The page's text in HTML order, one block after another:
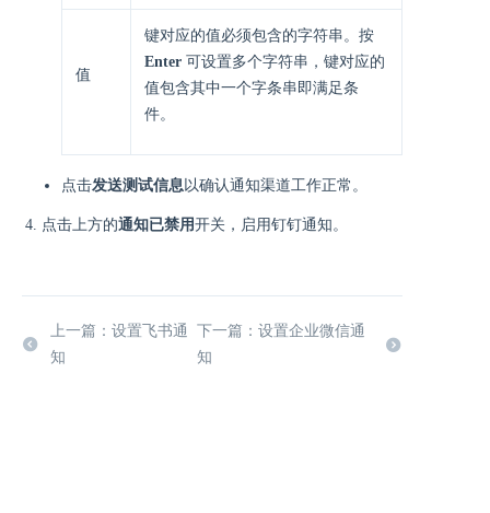
值
键对应的值必须包含的字符串。按
Enter 可设置多个字符串，键对应的
值包含其中一个字条串即满足条
件。
点击发送测试信息以确认通知渠道工作正常。
点击上方的通知已禁用开关，启用钉钉通知。
上一篇：设置飞书通
知
下一篇：设置企业微信通
知